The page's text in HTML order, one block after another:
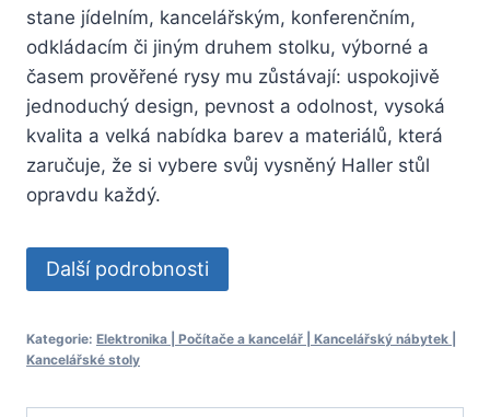
stane jídelním, kancelářským, konferenčním,
odkládacím či jiným druhem stolku, výborné a
časem prověřené rysy mu zůstávají: uspokojivě
jednoduchý design, pevnost a odolnost, vysoká
kvalita a velká nabídka barev a materiálů, která
zaručuje, že si vybere svůj vysněný Haller stůl
opravdu každý.
Další podrobnosti
Kategorie: Elektronika | Počítače a kancelář | Kancelářský nábytek |
Kancelářské stoly